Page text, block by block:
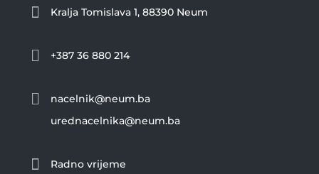
 Kralja Tomislava 1, 88390 Neum
 +387 36 880 214

nacelnik@neum.ba
urednacelnika@neum.ba
 Radno vrijeme